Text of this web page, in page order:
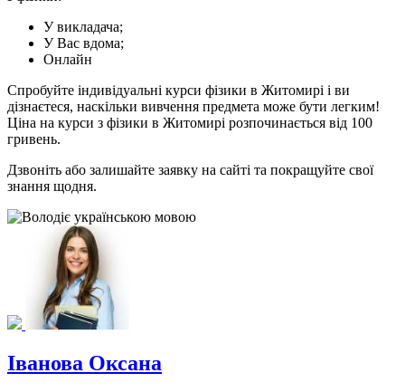
У викладача;
У Вас вдома;
Онлайн
Спробуйте індивідуальні курси фізики в Житомирі і ви
дізнаєтеся, наскільки вивчення предмета може бути легким!
Ціна на курси з фізики в Житомирі розпочинається від 100
гривень.
Дзвоніть або залишайте заявку на сайті та покращуйте свої
знання щодня.
Іванова Оксана